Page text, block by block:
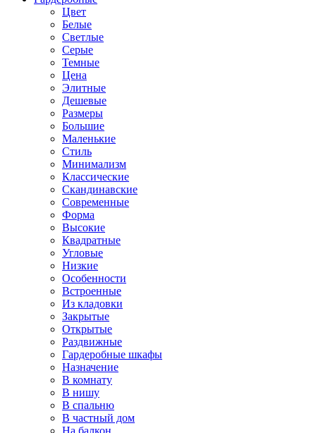
Цвет
Белые
Светлые
Серые
Темные
Цена
Элитные
Дешевые
Размеры
Большие
Маленькие
Стиль
Минимализм
Классические
Скандинавские
Современные
Форма
Высокие
Квадратные
Угловые
Низкие
Особенности
Встроенные
Из кладовки
Закрытые
Открытые
Раздвижные
Гардеробные шкафы
Назначение
В комнату
В нишу
В спальню
В частный дом
На балкон